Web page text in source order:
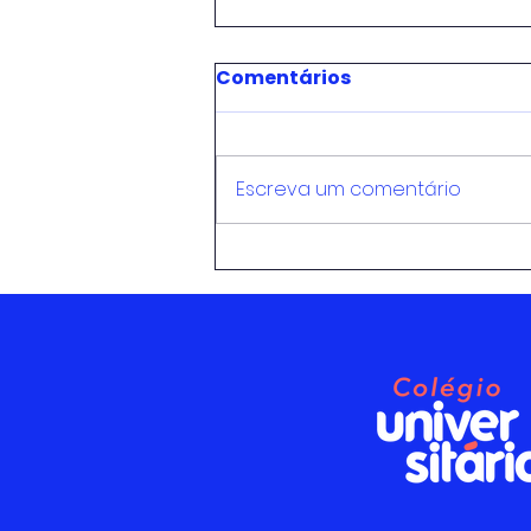
Estudantes do Itinerário
de Linguagens do
apresentações teatrais
na Fundação Cultural
Comentários
Escreva um comentário